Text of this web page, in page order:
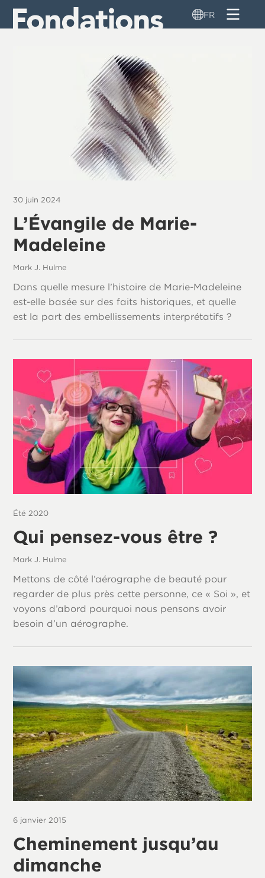
Aller
FR
30 juin 2024
L’Évangile de Marie-
Madeleine
Mark J. Hulme
Dans quelle mesure l’histoire de Marie-Madeleine
est-elle basée sur des faits historiques, et quelle
est la part des embellissements interprétatifs ?
Été 2020
Qui pensez-vous être ?
Mark J. Hulme
Mettons de côté l’aérographe de beauté pour
regarder de plus près cette personne, ce « Soi », et
voyons d’abord pourquoi nous pensons avoir
besoin d’un aérographe.
6 janvier 2015
Cheminement jusqu’au
dimanche